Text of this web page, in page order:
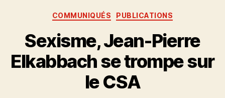
Catégories
COMMUNIQUÉS PUBLICATIONS
Sexisme, Jean-Pierre
Elkabbach se trompe sur
le CSA